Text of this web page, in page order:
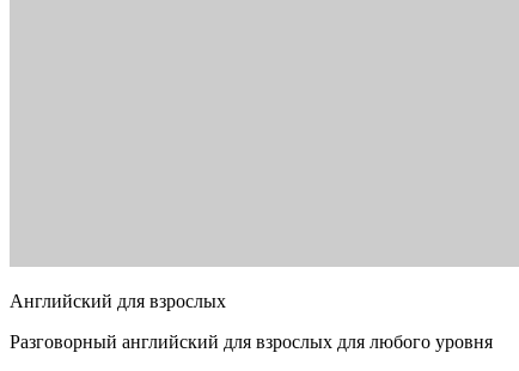
Английский для взрослых
Разговорный английский для взрослых для любого уровня